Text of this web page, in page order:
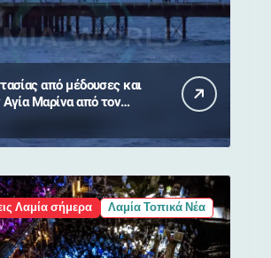
από μέδουσες και
Μαρίνα από τον
Λαμία σήμερα Λαμία Τοπικά Νέα